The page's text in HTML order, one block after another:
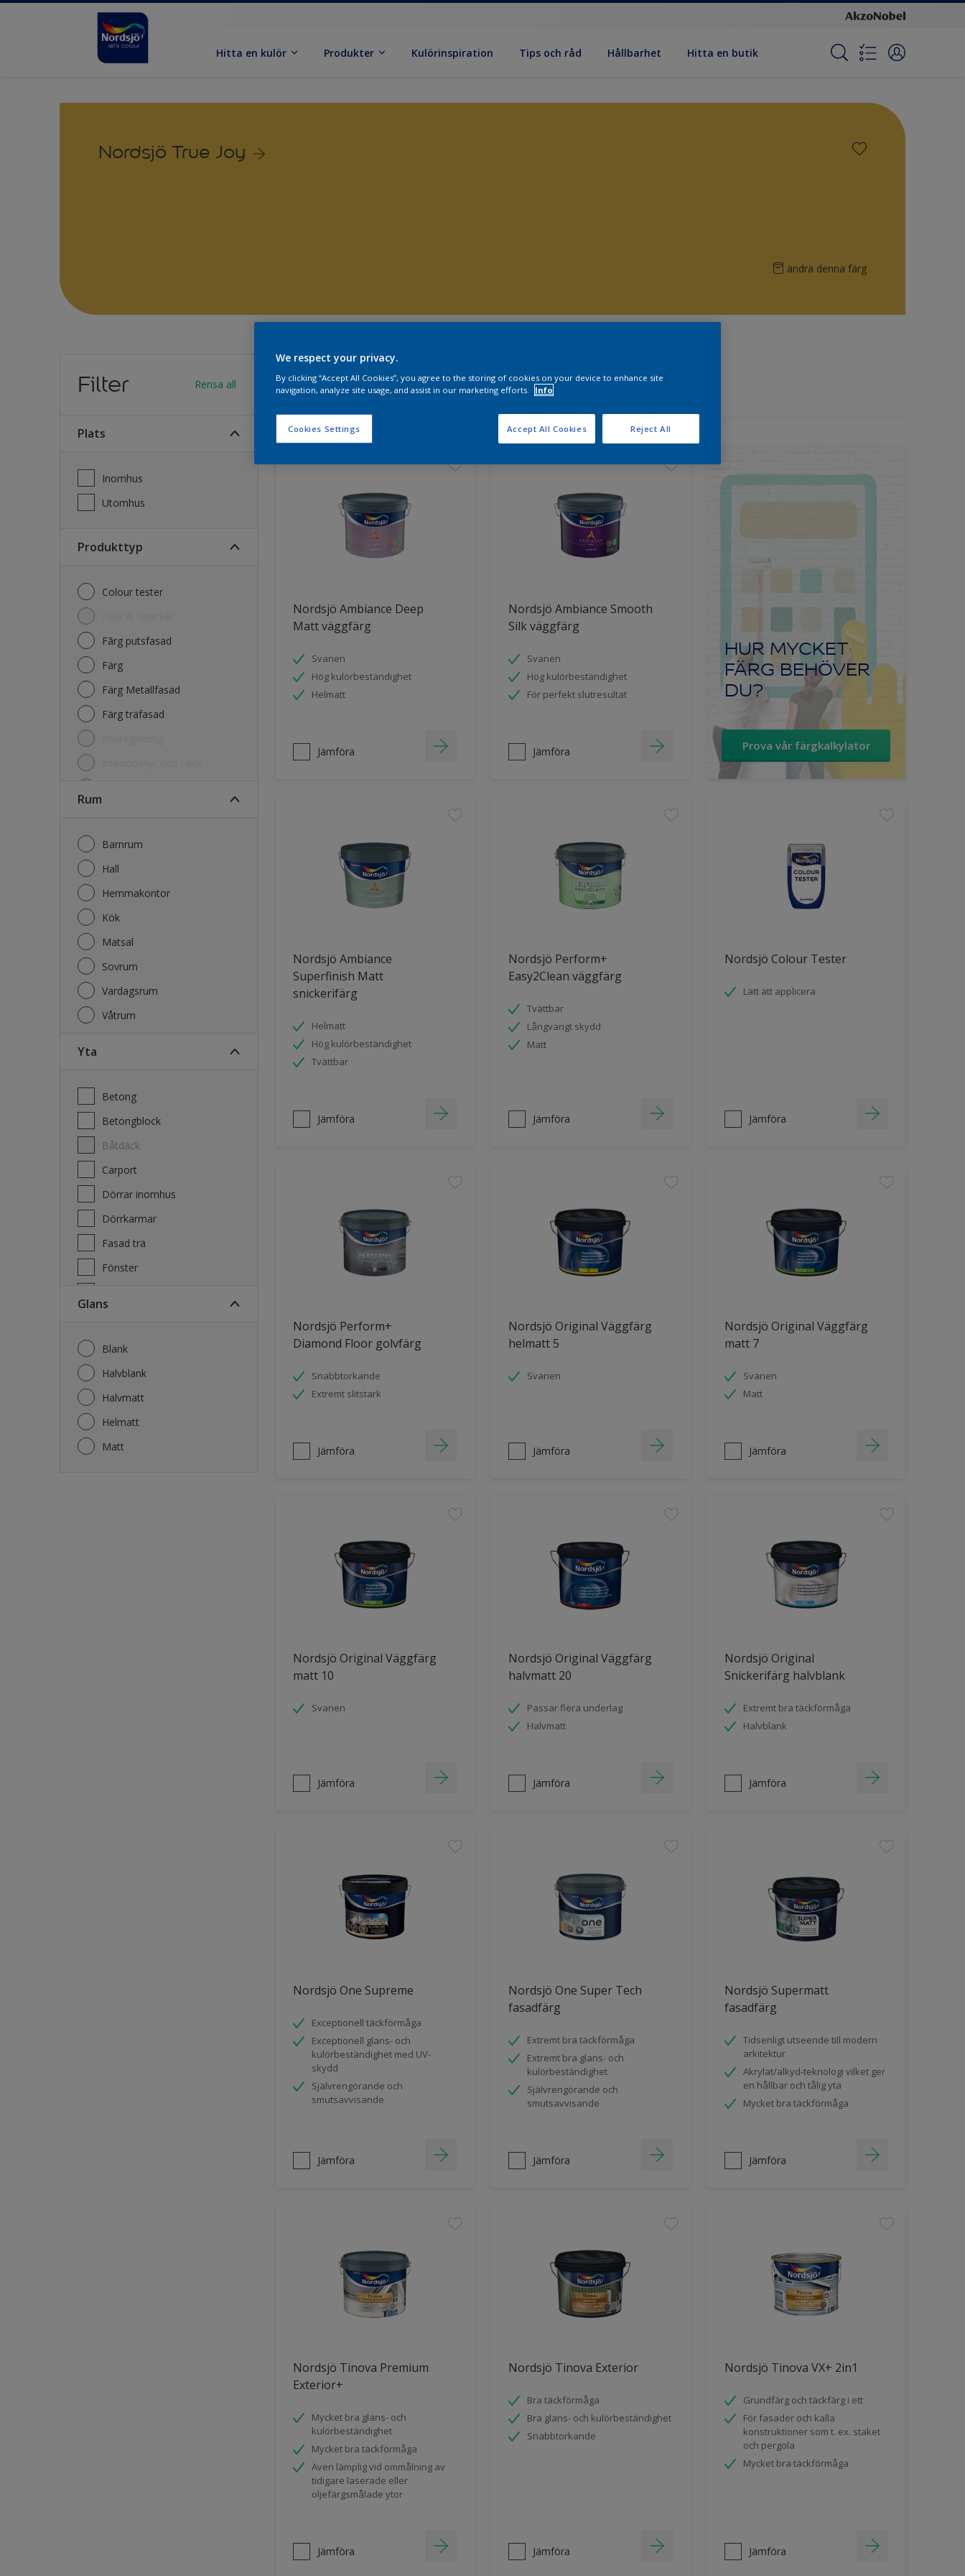
Hitta en kulör Produkter Kulörinspiration Tips och råd Hållbarhet Hitta en butik
Nordsjö True Joy
ändra denna färg
Filter Rensa all
Plats
Inomhus
Utomhus
Produkttyp
Colour tester
Fãrg putsfasad
Färg
Färg Metallfasad
Färg träfasad
Rum
Barnrum
Hall
Hemmakontor
Kök
Matsal
Sovrum
Vardagsrum
Våtrum
Yta
Betong
Betongblock
Båtdäck
Carport
Dörrar inomhus
Dörrkarmar
Fasad trä
Fönster
Glans
Blank
Halvblank
Halvmatt
Helmatt
Matt
Hitta produkterna för ditt projekt
Nordsjö Ambiance Deep
Matt väggfärg
Svanen
Hög kulörbeständighet
Helmatt
Jämföra
Nordsjö Ambiance Smooth
Silk väggfärg
Svanen
Hög kulörbeständighet
För perfekt slutresultat
Jämföra
HUR MYCKET
FÄRG BEHÖVER
DU?
Prova vår färgkalkylator
Nordsjö Ambiance
Superfinish Matt
snickerifärg
Helmatt
Hög kulörbeständighet
Tvättbar
Jämföra
Nordsjö Perform+
Easy2Clean väggfärg
Tvättbar
Långvarigt skydd
Matt
Jämföra
Nordsjö Colour Tester
Lätt att applicera
Jämföra
Nordsjö Perform+
Diamond Floor golvfärg
Snabbtorkande
Extremt slitstark
Jämföra
Nordsjö Original Väggfärg
helmatt 5
Svanen
Jämföra
Nordsjö Original Väggfärg
matt 7
Svanen
Matt
Jämföra
Nordsjö Original Väggfärg
matt 10
Svanen
Jämföra
Nordsjö Original Väggfärg
halvmatt 20
Passar flera underlag
Halvmatt
Jämföra
Nordsjö Original
Snickerifärg halvblank
Extremt bra täckförmåga
Halvblank
Jämföra
Nordsjö One Supreme
Exceptionell täckförmåga
Exceptionell glans- och
kulörbeständighet med UV-
skydd
Självrengörande och
smutsavvisande
Jämföra
Nordsjö One Super Tech
fasadfärg
Extremt bra täckförmåga
Extremt bra glans- och
kulörbeständighet
Självrengörande och
smutsavvisande
Jämföra
Nordsjö Supermatt
fasadfärg
Tidsenligt utseende till modern
arkitektur
Akrylat/alkyd-teknologi vilket ger
en hållbar och tålig yta
Mycket bra täckförmåga
Jämföra
Nordsjö Tinova Premium
Exterior+
Mycket bra glans- och
kulörbeständighet
Mycket bra täckförmåga
Även lämplig vid ommålning av
tidigare laserade eller
oljefärgsmålade ytor
Jämföra
Nordsjö Tinova Exterior
Bra täckförmåga
Bra glans- och kulörbeständighet
Snabbtorkande
Jämföra
Nordsjö Tinova VX+ 2in1
Grundfärg och täckfärg i ett
För fasader och kalla
konstruktioner som t. ex. staket
och pergola
Mycket bra täckförmåga
Jämföra
We respect your privacy.
By clicking “Accept All Cookies”, you agree to the storing of cookies on your device to enhance site
navigation, analyze site usage, and assist in our marketing efforts.
Info
Cookies Settings Reject All
Accept All Cookies